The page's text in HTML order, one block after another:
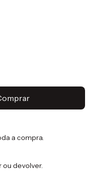
a compra.
devolver.